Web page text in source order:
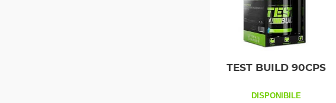
TEST BUILD 90CPS
DISPONIBILE